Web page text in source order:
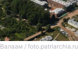
Валаам / foto.patriarchia.ru